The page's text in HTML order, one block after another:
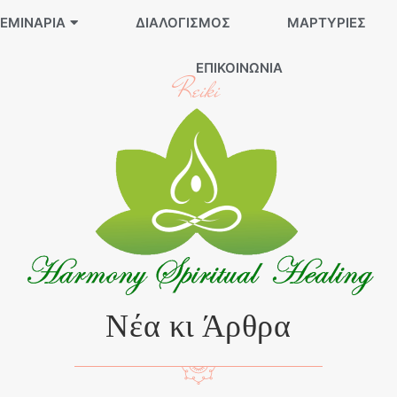
ΔΙΑΛΟΓΙΣΜΌΣ ΜΑΡΤΥΡΊΕΣ
ΕΠΙΚΟΙΝΩΝΊΑ
Reiki
Νέα κι Άρθρα